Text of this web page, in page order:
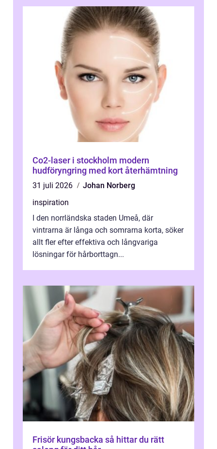
Co2-laser i stockholm modern
hudföryngring med kort återhämtning
31 juli 2026
Johan Norberg
inspiration
I den norrländska staden Umeå, där
vintrarna är långa och somrarna korta, söker
allt fler efter effektiva och långvariga
lösningar för hårborttagn...
Frisör kungsbacka så hittar du rätt